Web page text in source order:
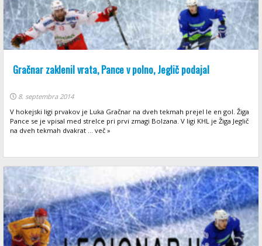
Gračnar zaklenil vrata, Pance v polno, Jeglič podajal
8. septembra 2014
V hokejski ligi prvakov je Luka Gračnar na dveh tekmah prejel le en gol. Žiga
Pance se je vpisal med strelce pri prvi zmagi Bolzana. V ligi KHL je Žiga Jeglič
na dveh tekmah dvakrat ... več »